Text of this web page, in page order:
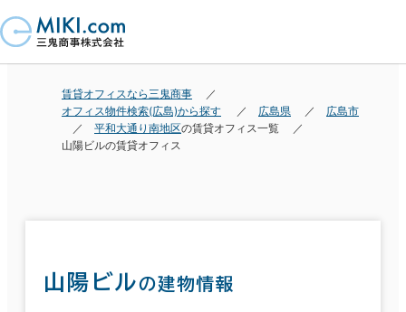
賃貸オフィスなら三鬼商事
オフィス物件検索(広島)から探す
広島県
広島市
平和大通り南地区の賃貸オフィス一覧
山陽ビルの賃貸オフィス
山陽ビルの建物情報